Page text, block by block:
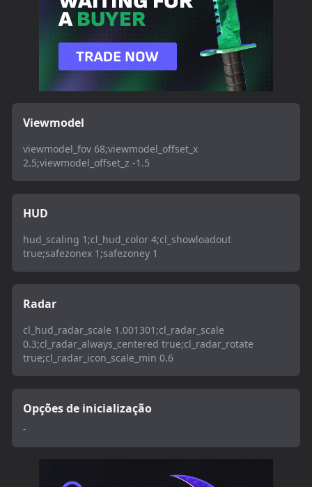
Viewmodel
viewmodel_fov 68;viewmodel_offset_x
2.5;viewmodel_offset_z -1.5
HUD
hud_scaling 1;cl_hud_color 4;cl_showloadout
true;safezonex 1;safezoney 1
Radar
cl_hud_radar_scale 1.001301;cl_radar_scale
0.3;cl_radar_always_centered true;cl_radar_rotate
true;cl_radar_icon_scale_min 0.6
Opções de inicialização
-